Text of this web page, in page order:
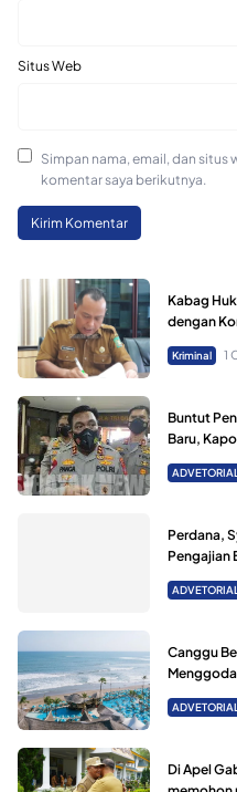
Situs Web
Simpan nama, email, dan situs
komentar saya berikutnya.
Kabag
dengan
Kriminal 1
Buntut
Baru,
ADVETORIAL
Perdana,
Pengajian
ADVETORIAL
Canggu
Menggoda
ADVETORIAL
Di Apel